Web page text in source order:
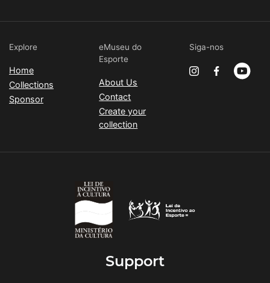
Explore
Home
Collections
Sponsor
eMuseu do
Esporte
About Us
Contact
Create your
collection
Siga-nos
Support